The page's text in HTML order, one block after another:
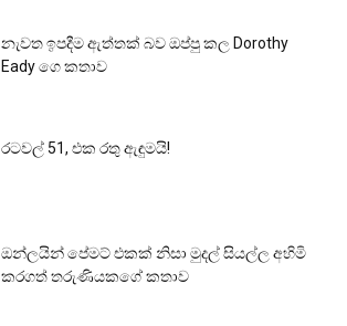
නැවත ඉපදීම ඇත්තක් බව ඔප්පු කල Dorothy
Eady ගෙ කතාව
රටවල් 51, එක රතු ඇඳුමයි!
ඔන්ලයින් පේමට් එකක් නිසා මුදල් සියල්ල අහිමි
කරගත් තරුණියකගේ කතාව